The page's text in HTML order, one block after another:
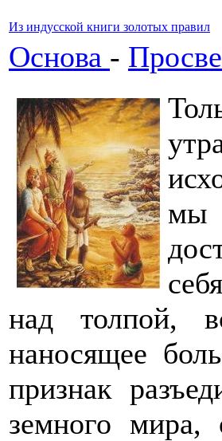
Из индусской книги золотых правил
Основа -
мы
над толпой,
наносящее
признак
земного мира,